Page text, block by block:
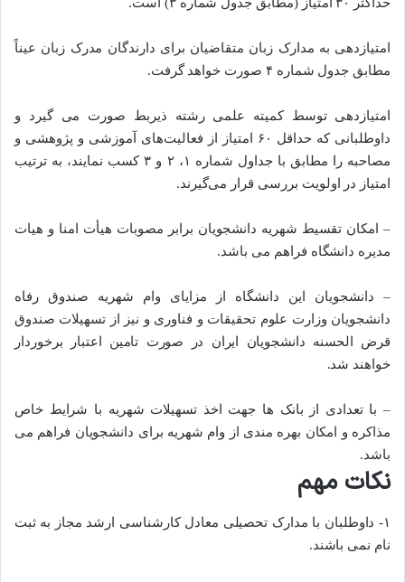
امتیازدهی به مدارک زبان متقاضیان برای دارندگان مدرک زبان عیناً
مطابق جدول شماره ۴ صورت خواهد گرفت.
امتیازدهی توسط کمیته علمی رشته ذیربط صورت می گیرد و
داوطلبانی که حداقل ۶۰ امتیاز از فعالیت‌های آموزشی و پژوهشی و
مصاحبه را مطابق با جداول شماره ۱، ۲ و ۳ کسب نمایند، به ترتیب
امتیاز در اولویت بررسی قرار می‌گیرند.
– امکان تقسیط شهریه دانشجویان برابر مصوبات هیأت امنا و هیات
مدیره دانشگاه فراهم می باشد.
– دانشجویان این دانشگاه از مزایای وام شهریه صندوق رفاه
دانشجویان وزارت علوم تحقیقات و فناوری و نیز از تسهیلات صندوق
قرض الحسنه دانشجویان ایران در صورت تامین اعتبار برخوردار
خواهند شد.
– با تعدادی از بانک ها جهت اخذ تسهیلات شهریه با شرایط خاص
مذاکره و امکان بهره مندی از وام شهریه برای دانشجویان فراهم می
باشد.
نکات مهم
۱- داوطلبان با مدارک تحصیلی معادل کارشناسی ارشد مجاز به ثبت
نام نمی باشند.